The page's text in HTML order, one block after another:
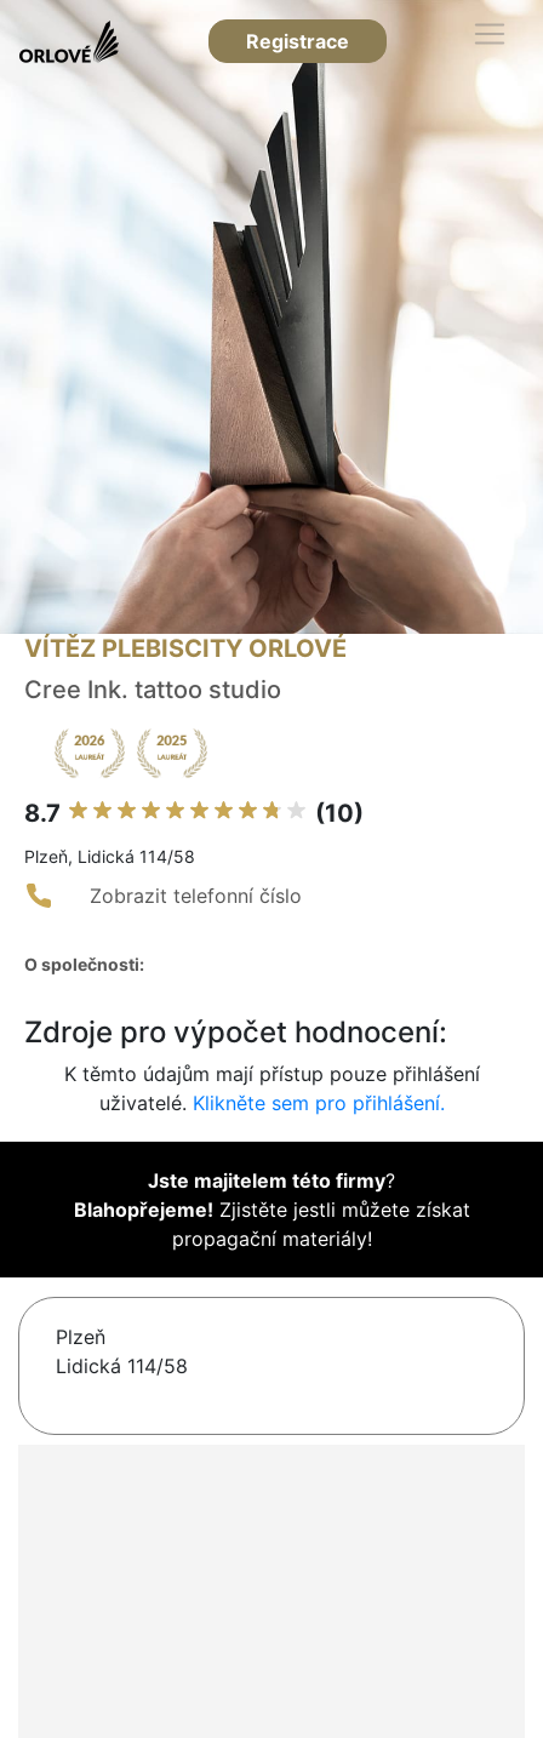
Registrace
VÍTĚZ PLEBISCITY ORLOVÉ
Cree Ink. tattoo studio
8.7 (10)
Plzeň, Lidická 114/58
Zobrazit telefonní číslo
O společnosti:
Zdroje pro výpočet hodnocení:
K těmto údajům mají přístup pouze přihlášení
uživatelé. Klikněte sem pro přihlášení.
Jste majitelem této firmy?
Blahopřejeme! Zjistěte jestli můžete získat
propagační materiály!
Plzeň
Lidická 114/58